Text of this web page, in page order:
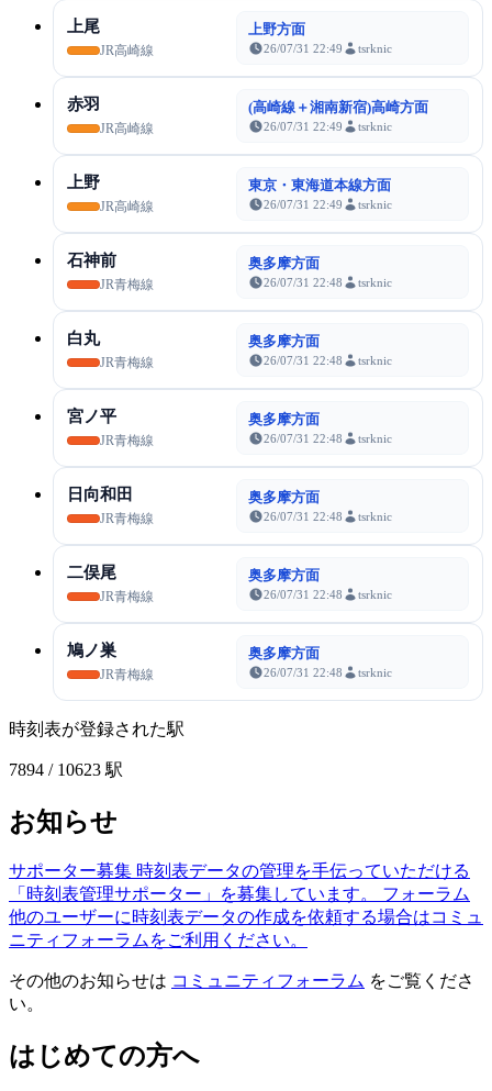
上尾
JR高崎線
上野方面
26/07/31 22:49 tsrknic
赤羽
JR高崎線
(高崎線＋湘南新宿)高崎方面
26/07/31 22:49 tsrknic
上野
JR高崎線
東京・東海道本線方面
26/07/31 22:49 tsrknic
石神前
JR青梅線
奥多摩方面
26/07/31 22:48 tsrknic
白丸
JR青梅線
奥多摩方面
26/07/31 22:48 tsrknic
宮ノ平
JR青梅線
奥多摩方面
26/07/31 22:48 tsrknic
日向和田
JR青梅線
奥多摩方面
26/07/31 22:48 tsrknic
二俣尾
JR青梅線
奥多摩方面
26/07/31 22:48 tsrknic
鳩ノ巣
JR青梅線
奥多摩方面
26/07/31 22:48 tsrknic
時刻表が登録された駅
7894 / 10623 駅
お知らせ
サポーター募集 時刻表データの管理を手伝っていただける
「時刻表管理サポーター」を募集しています。
フォーラム
他のユーザーに時刻表データの作成を依頼する場合はコミュ
ニティフォーラムをご利用ください。
その他のお知らせは コミュニティフォーラム をご覧くださ
い。
はじめての方へ